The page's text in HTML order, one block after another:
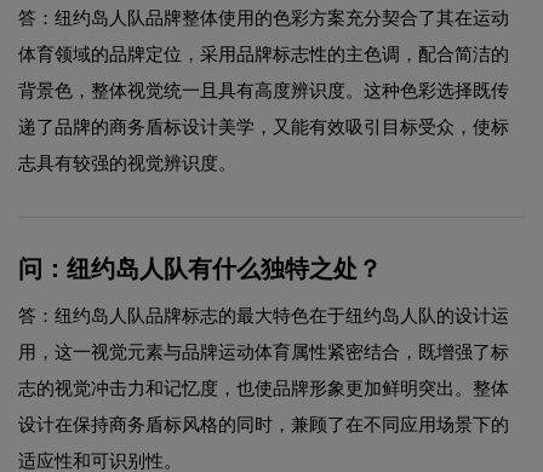
答：纽约岛人队品牌整体使用的色彩方案充分契合了其在运动
体育领域的品牌定位，采用品牌标志性的主色调，配合简洁的
背景色，整体视觉统一且具有高度辨识度。这种色彩选择既传
递了品牌的商务盾标设计美学，又能有效吸引目标受众，使标
志具有较强的视觉辨识度。
问：纽约岛人队有什么独特之处？
答：纽约岛人队品牌标志的最大特色在于纽约岛人队的设计运
用，这一视觉元素与品牌运动体育属性紧密结合，既增强了标
志的视觉冲击力和记忆度，也使品牌形象更加鲜明突出。整体
设计在保持商务盾标风格的同时，兼顾了在不同应用场景下的
适应性和可识别性。